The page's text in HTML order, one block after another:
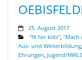
25. August 2017
"fit for kids" "Mach
Aus- und Weiterbildung
Ehrungen Jugend/NWLS